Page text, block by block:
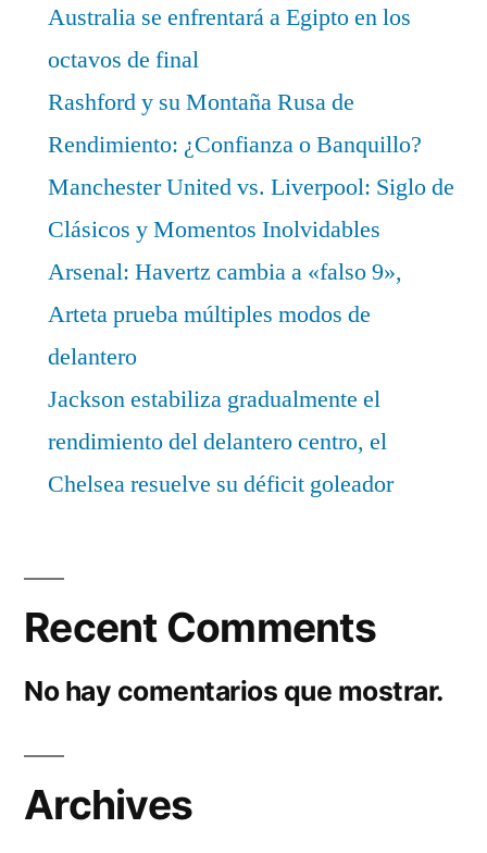
Australia se enfrentará a Egipto en los
octavos de final
Rashford y su Montaña Rusa de
Rendimiento: ¿Confianza o Banquillo?
Manchester United vs. Liverpool: Siglo de
Clásicos y Momentos Inolvidables
Arsenal: Havertz cambia a «falso 9»,
Arteta prueba múltiples modos de
delantero
Jackson estabiliza gradualmente el
rendimiento del delantero centro, el
Chelsea resuelve su déficit goleador
Recent Comments
No hay comentarios que mostrar.
Archives